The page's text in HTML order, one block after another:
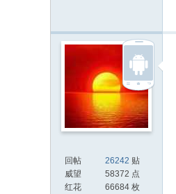
回帖 26242 贴
威望
58372 点
红花
66684 枚